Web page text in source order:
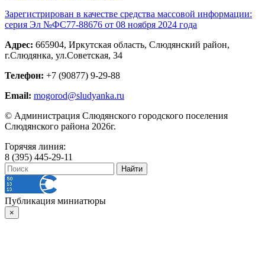
Зарегистрирован в качестве средства массовой информации:
серия Эл №ФС77-88676 от 08 ноября 2024 года
Адрес: 665904, Иркутская область, Слюдянский район,
г.Слюдянка, ул.Советская, 34
Телефон: +7 (90877) 9-29-88
Email: mogorod@sludyanka.ru
© Администрация Слюдянского городского поселения
Слюдянского района 2026г.
Горячяя линия:
8 (395) 445-29-11
Публикация миниатюры
×